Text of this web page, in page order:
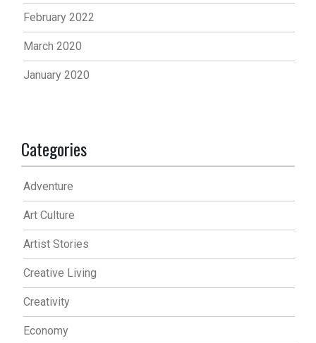
February 2022
March 2020
January 2020
Categories
Adventure
Art Culture
Artist Stories
Creative Living
Creativity
Economy